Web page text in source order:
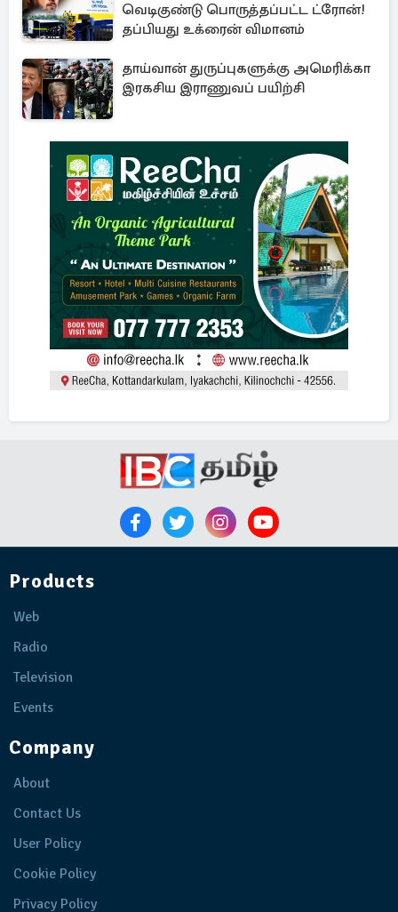
வெடிகுண்டு பொருத்தப்பட்ட ட்ரோன்!
தப்பியது உக்ரைன் விமானம்
தாய்வான் துருப்புகளுக்கு அமெரிக்கா
இரகசிய இராணுவப் பயிற்சி
Products
Web
Radio
Television
Events
Company
About
Contact Us
User Policy
Cookie Policy
Privacy Policy